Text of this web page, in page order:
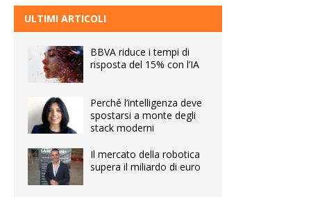
ULTIMI ARTICOLI
BBVA riduce i tempi di
risposta del 15% con l’IA
Perché l’intelligenza deve
spostarsi a monte degli
stack moderni
Il mercato della robotica
supera il miliardo di euro